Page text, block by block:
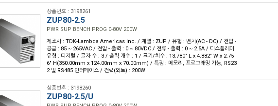
상품번호 : 3198261
ZUP80-2.5
PWR SUP BENCH PROG 0-80V 200W
제조사 : TDK-Lambda Americas Inc. / 계열 : ZUP / 유형 : 벤치(AC - DC) / 전압 -
공급 : 85 ~ 265VAC / 전압 - 출력 : 0 ~ 80VDC / 전류 - 출력 : 0 ~ 2.5A / 디스플레이
유형 : 디지털 / 글자 수 : 3 / 출력 개수 : 1 / 크기/치수 : 13.780" L x 4.882" W x 2.75
6" H(350.00mm x 124.00mm x 70.00mm) / 특징 : 메모리, 프로그래밍 가능, RS23
2 및 RS485 인터페이스 / 전력(와트) : 200W
상품번호 : 3198260
ZUP80-2.5/U